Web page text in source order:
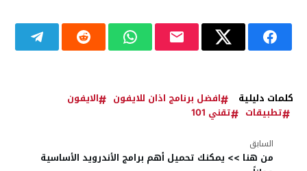
كلمات دليلية افضل برنامج اذان للايفون
الايفون
تطبيقات
تقني 101
السابق
من هنا >> يمكنك تحميل أهم برامج الأندرويد الأساسية